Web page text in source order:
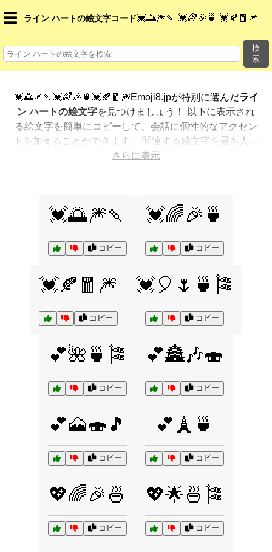
☰ ライン ハートの絵文字コード 💓🌅🎆🍡 💓🌈🎉🍵 💓🍂🧧🎆
検
索
💓🌅🎆🍡💓🌈🎉🍵💓🍂🧧🎆Emoji8.jpが特別に選んだライ
ン ハートの絵文字を見つけましょう！ 以下に表示され
る絵文字を簡単にコピーして、会話に個性的なアクセン
トを加えることができます。 関連する絵文字を最も人気
のある順に表示しました。さらに多くのオプションが欲
さらに表示
💓🌅🎆🍡
コピー
💓🌈🎉🍵
コピー
💓🍂🧧🎆
コピー
💓🎈🌷🍵🎏
コピー
💕🌺🍵🎏
コピー
💕🏯🎶🍣
コピー
💕🗻🍣🎵
コピー
💕🗼🍵
コピー
💖🌈🎉🍜
コピー
💖🌟🍜🎏
コピー